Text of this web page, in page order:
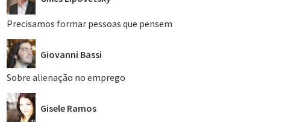
Precisamos formar pessoas que pensem
Giovanni Bassi
Sobre alienação no emprego
Gisele Ramos